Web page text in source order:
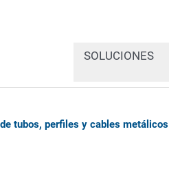
SOLUCIONES
tubos, perfiles y cables metálicos